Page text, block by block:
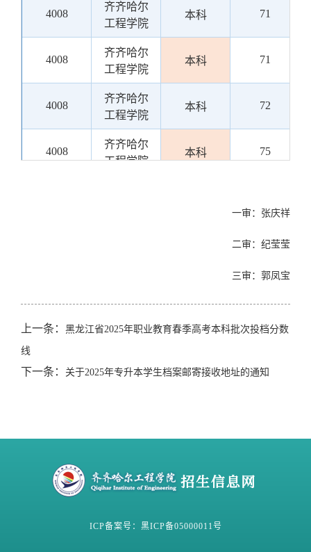
4008
齐齐哈尔
工程学院
本科 71
4008
齐齐哈尔
工程学院
本科 71
4008
齐齐哈尔
工程学院
本科 72
4008
齐齐哈尔
工程学院
本科 75
一审：张庆祥
二审：纪莹莹
三审：郭凤宝
上一条： 黑龙江省2025年职业教育春季高考本科批次投档分数
线
下一条： 关于2025年专升本学生档案邮寄接收地址的通知
ICP备案号：黑ICP备05000011号